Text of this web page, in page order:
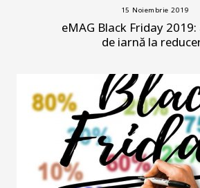
15 Noiembrie 2019
eMAG Black Friday
de iarnă la